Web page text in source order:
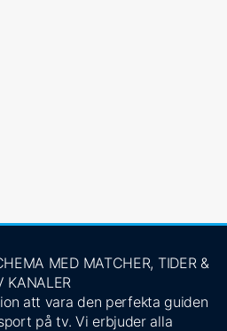
MED MATCHER, TIDER &
KANALER
att vara den perfekta guiden
på tv. Vi erbjuder alla